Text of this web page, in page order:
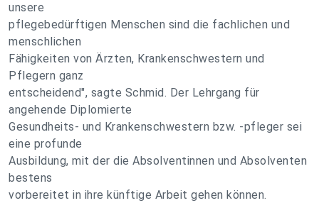
unsere
pflegebedürftigen Menschen sind die fachlichen und
menschlichen
Fähigkeiten von Ärzten, Krankenschwestern und
Pflegern ganz
entscheidend", sagte Schmid. Der Lehrgang für
angehende Diplomierte
Gesundheits- und Krankenschwestern bzw. -pfleger sei
eine profunde
Ausbildung, mit der die Absolventinnen und Absolventen
bestens
vorbereitet in ihre künftige Arbeit gehen können.